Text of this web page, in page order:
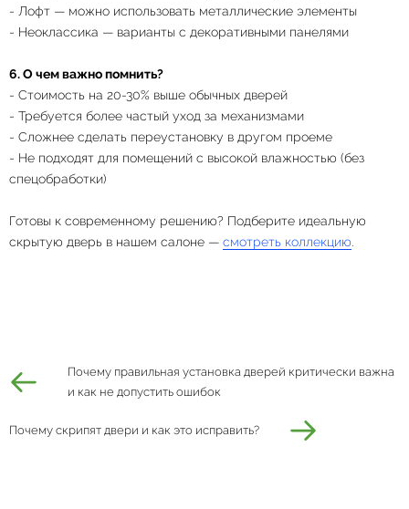
- Лофт — можно использовать металлические элементы
- Неоклассика — варианты с декоративными панелями
6. О чем важно помнить?
- Стоимость на 20-30% выше обычных дверей
- Требуется более частый уход за механизмами
- Сложнее сделать переустановку в другом проеме
- Не подходят для помещений с высокой влажностью (без
спецобработки)
Готовы к современному решению? Подберите идеальную
скрытую дверь в нашем салоне — смотреть коллекцию.
Почему правильная установка дверей критически важна
и как не допустить ошибок
Почему скрипят двери и как это исправить?